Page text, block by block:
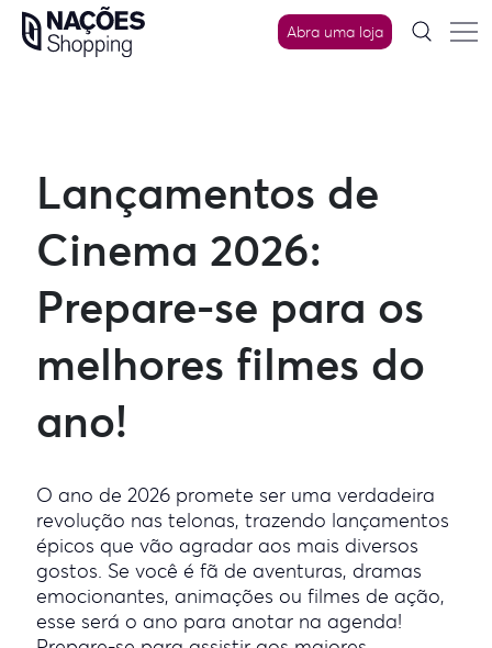
Skip
content
Abra uma loja
Lançamentos de
Cinema 2026:
Prepare-se para os
melhores filmes do
ano!
O ano de 2026 promete ser uma verdadeira
revolução nas telonas, trazendo lançamentos
épicos que vão agradar aos mais diversos
gostos. Se você é fã de aventuras, dramas
emocionantes, animações ou filmes de ação,
esse será o ano para anotar na agenda!